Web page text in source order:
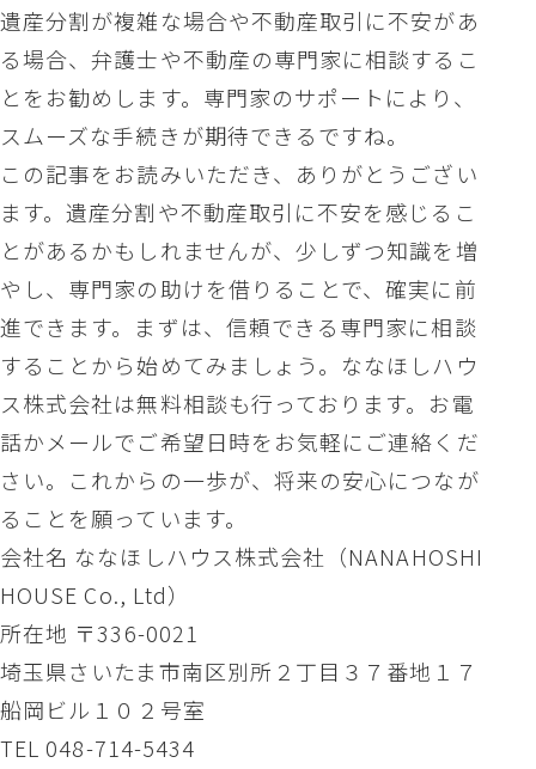
遺産分割が複雑な場合や不動産取引に不安があ
る場合、弁護士や不動産の専門家に相談するこ
とをお勧めします。専門家のサポートにより、
スムーズな手続きが期待できるですね。
この記事をお読みいただき、ありがとうござい
ます。遺産分割や不動産取引に不安を感じるこ
とがあるかもしれませんが、少しずつ知識を増
やし、専門家の助けを借りることで、確実に前
進できます。まずは、信頼できる専門家に相談
することから始めてみましょう。ななほしハウ
ス株式会社は無料相談も行っております。お電
話かメールでご希望日時をお気軽にご連絡くだ
さい。これからの一歩が、将来の安心につなが
ることを願っています。
会社名 ななほしハウス株式会社（NANAHOSHI
HOUSE Co., Ltd）
所在地 〒336-0021
埼玉県さいたま市南区別所２丁目３７番地１７
船岡ビル１０２号室
TEL 048-714-5434